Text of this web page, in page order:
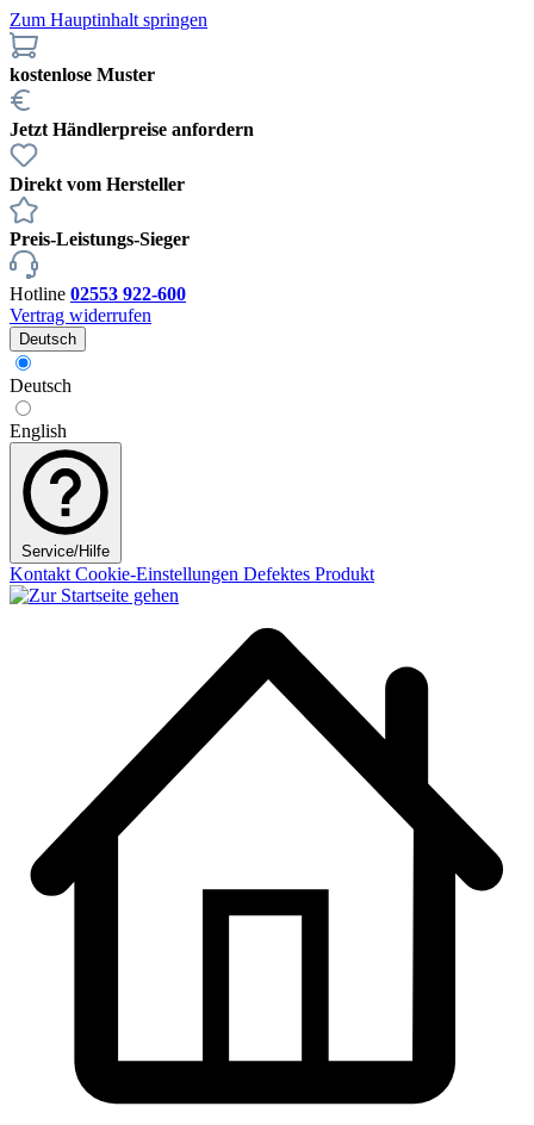
Zum Hauptinhalt springen
kostenlose Muster
Jetzt Händlerpreise anfordern
Direkt vom Hersteller
Preis-Leistungs-Sieger
Hotline 02553 922-600
Vertrag widerrufen
Deutsch
Deutsch
English
Service/Hilfe
Kontakt Cookie-Einstellungen Defektes Produkt